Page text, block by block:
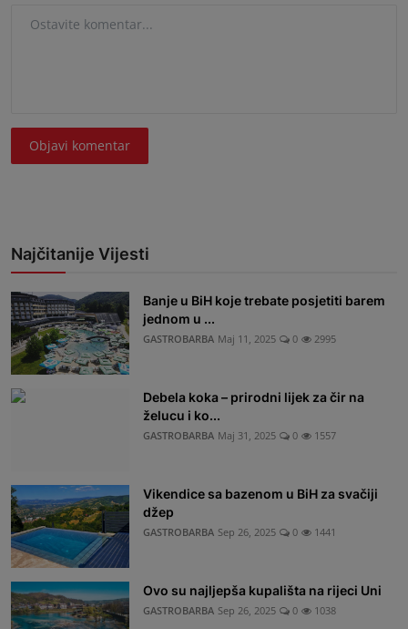
Objavi komentar
Najčitanije Vijesti
Banje u BiH koje trebate posjetiti barem
jednom u ...
GASTROBARBA Maj 11, 2025 0 2995
Debela koka – prirodni lijek za čir na
želucu i ko...
GASTROBARBA Maj 31, 2025 0 1557
Vikendice sa bazenom u BiH za svačiji
džep
GASTROBARBA Sep 26, 2025 0 1441
Ovo su najljepša kupališta na rijeci Uni
GASTROBARBA Sep 26, 2025 0 1038